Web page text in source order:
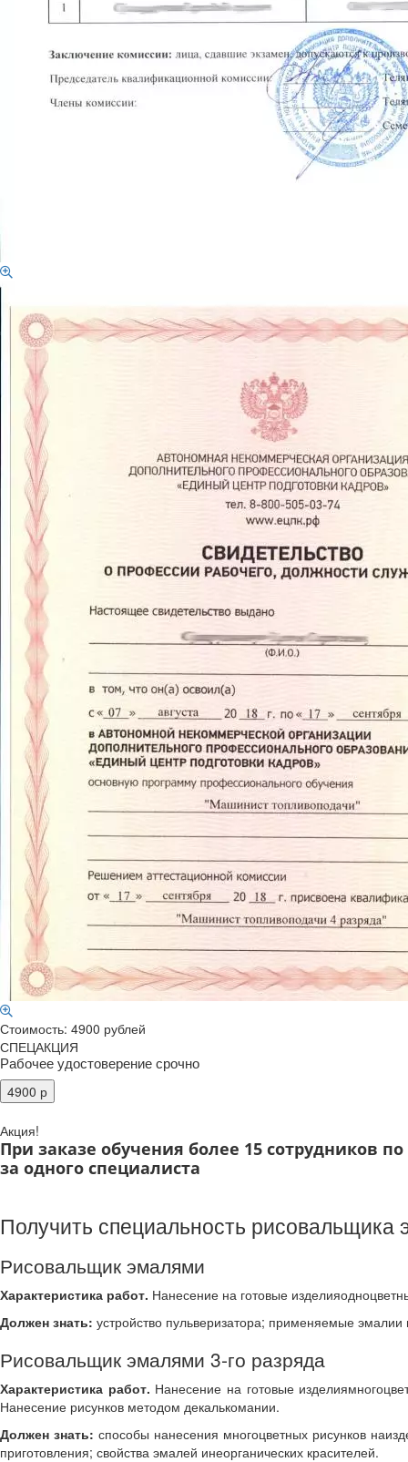
Стоимость: 4900 рублей
СПЕЦАКЦИЯ
Рабочее удостоверение срочно
Акция!
При заказе обучения более 15 сотрудников
за одного специалиста
Получить специальность
Рисовальщик эмалями
Характеристика работ. Нанесение на готовые
Должен знать: устройство пульверизатора; применяемые
Рисовальщик эмалями 3-го разряда
Характеристика работ. Нанесение на готовые
Нанесение рисунков методом декалькомании.
Должен знать: способы нанесения многоцветных рисунков
приготовления; свойства эмалей инеорганических красителей.